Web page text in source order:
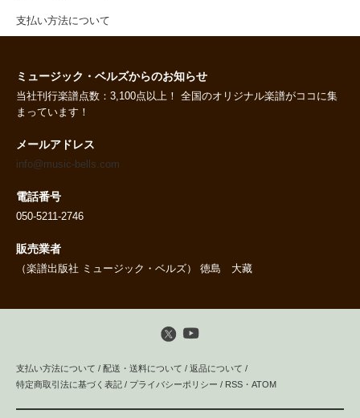
支払い方法について
ミュージック・ベルズからのお知らせ
当社刊行楽譜点数：3,100点以上！ 全国のオリジナル楽譜がココに集
まっています！
メールアドレス
info@music-bells.com
電話番号
050-5211-2746
販売業者
（楽譜出版社 ミュージック・ベルズ） 徳島 大藏
支払い方法について / 配送・送料について / 返品について /
特定商取引法に基づく表記 / プライバシーポリシー / RSS ・ ATOM